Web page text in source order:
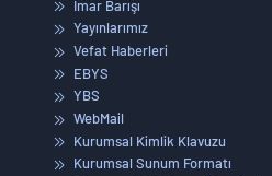
İmar Barışı
Yayınlarımız
Vefat Haberleri
EBYS
YBS
WebMail
Kurumsal Kimlik Klavuzu
Kurumsal Sunum Formatı